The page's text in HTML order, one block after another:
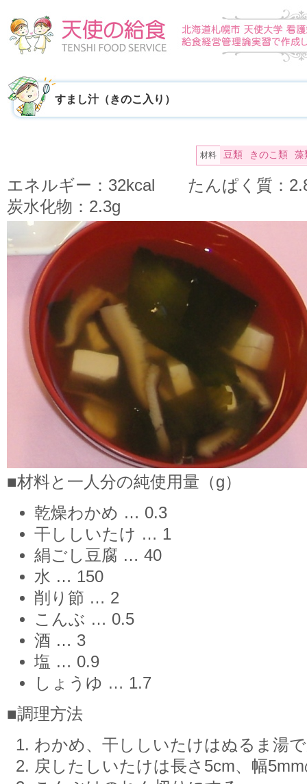
すまし汁（きのこ入り）
材料 豆類 きのこ類 藻
エネルギー：32kcal たんぱく質
炭水化物：2.3g
■材料と一人分の純使用量（g）
乾燥わかめ … 0.3
干ししいたけ … 1
絹ごし豆腐 … 40
水 … 150
削り節 … 2
こんぶ … 0.5
酒 … 3
塩 … 0.9
しょうゆ … 1.7
■調理方法
わかめ、干ししいたけはぬるま湯
戻したしいたけは長さ5cm、幅